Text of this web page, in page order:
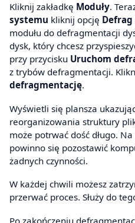
Kliknij zakładkę Moduły.
systemu kliknij opcję Defrag
modułu do defragmentacji
dysk, który chcesz
przy przycisku Uruchom
z trybów defragmentacji.
defragmentację.
Wyświetli się plansza
reorganizowania struktury
może potrwać dość długo.
powinno się pozostawić
żadnych czynności.
W każdej chwili możesz
przerwać proces. Służy do
Po zakończeniu